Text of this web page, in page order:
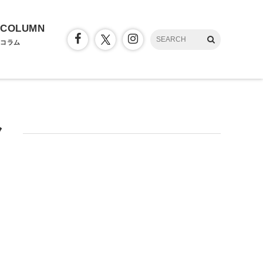
COLUMN
コラム